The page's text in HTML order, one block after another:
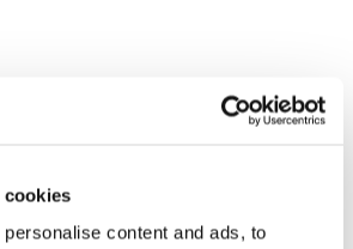
cookies
content and ads, to